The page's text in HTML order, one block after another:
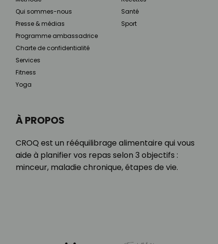
À PROPOS
CROQ est un rééquilibrage alimentaire qui vous
aide à planifier vos repas selon 3 objectifs :
minceur, maladie chronique, étapes de vie.
Qui sommes-nous
Presse & médias
Programme ambassadrice
Charte de confidentialité
Services
Fitness
Yoga
Santé
Sport